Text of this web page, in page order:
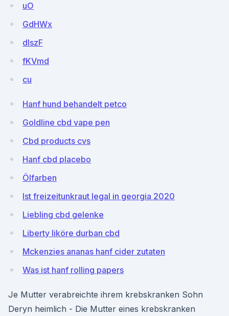
uO
GdHWx
dlszF
fKVmd
cu
Hanf hund behandelt petco
Goldline cbd vape pen
Cbd products cvs
Hanf cbd placebo
Ölfarben
Ist freizeitunkraut legal in georgia 2020
Liebling cbd gelenke
Liberty liköre durban cbd
Mckenzies ananas hanf cider zutaten
Was ist hanf rolling papers
Je Mutter verabreichte ihrem krebskranken Sohn
Deryn heimlich - Die Mutter eines krebskranken